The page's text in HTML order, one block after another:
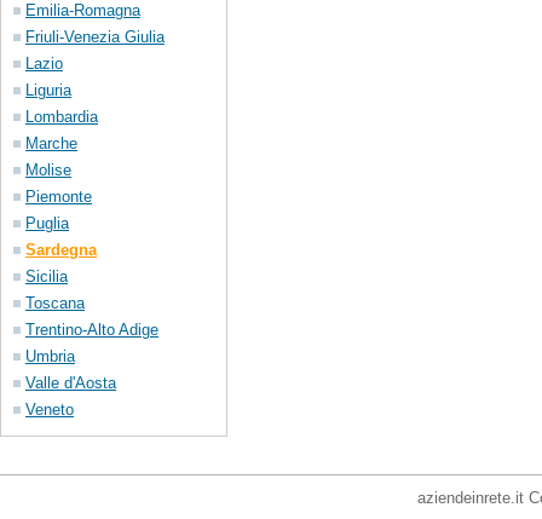
Emilia-Romagna
Friuli-Venezia Giulia
Lazio
Liguria
Lombardia
Marche
Molise
Piemonte
Puglia
Sardegna
Sicilia
Toscana
Trentino-Alto Adige
Umbria
Valle d'Aosta
Veneto
aziendeinrete.it